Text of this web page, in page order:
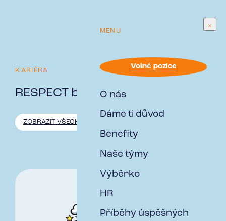
MENU
Volné pozice
O nás
Dáme ti důvod
Benefity
Naše týmy
Výběrko
HR
Příběhy úspěšných
KARIÉRA
RESPECT blog
ZOBRAZIT VŠECHNO